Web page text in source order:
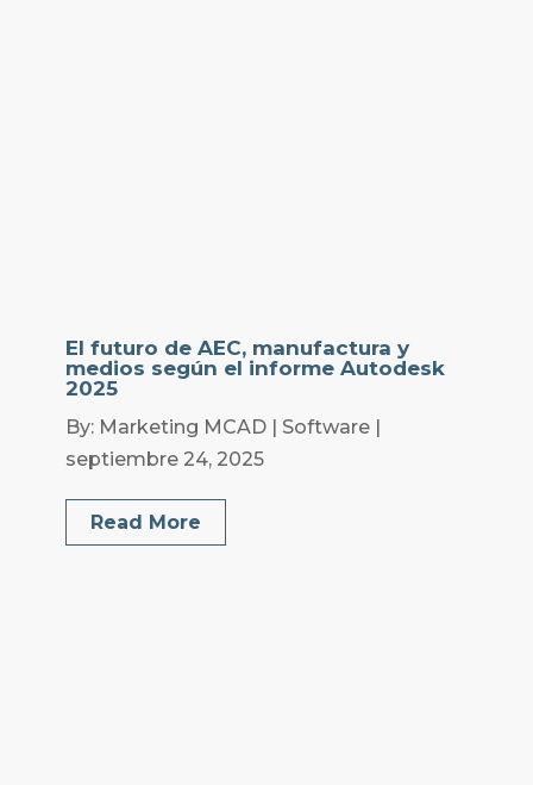
El futuro de AEC, manufactura y
medios según el informe Autodesk
2025
By: Marketing MCAD | Software |
septiembre 24, 2025
Read More